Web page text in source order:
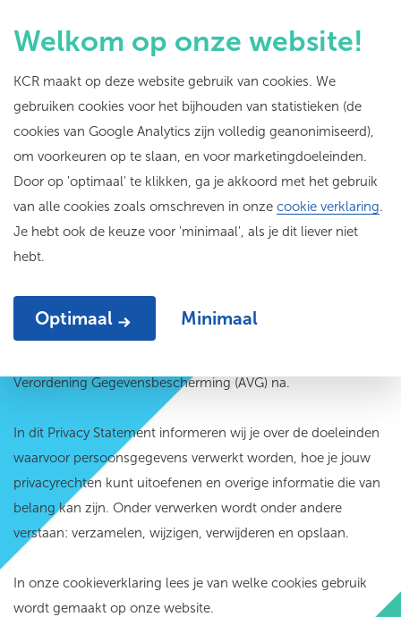
Welkom op onze website!
KCR maakt op deze website gebruik van cookies. We
gebruiken cookies voor het bijhouden van statistieken (de
cookies van Google Analytics zijn volledig geanonimiseerd),
om voorkeuren op te slaan, en voor marketingdoeleinden.
Door op 'optimaal' te klikken, ga je akkoord met het gebruik
van alle cookies zoals omschreven in onze cookie verklaring.
Je hebt ook de keuze voor 'minimaal', als je dit liever niet
hebt.
Optimaal Minimaal
Privacy statement
KCR gaat op zorgvuldige wijze met persoonsgegevens om en
leeft de wet- en regelgeving op het gebied van de
Verordening Gegevensbescherming (AVG) na.
In dit Privacy Statement informeren wij je over de doeleinden
waarvoor persoonsgegevens verwerkt worden, hoe je jouw
privacyrechten kunt uitoefenen en overige informatie die van
belang kan zijn. Onder verwerken wordt onder andere
verstaan: verzamelen, wijzigen, verwijderen en opslaan.
In onze cookieverklaring lees je van welke cookies gebruik
wordt gemaakt op onze website.